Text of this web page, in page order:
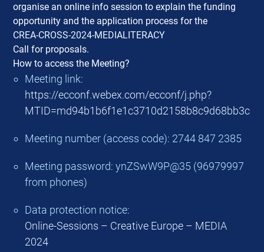
organise an online info session to explain the funding
opportunity and the application process for the
CREA-CROSS-2024-MEDIALITERACY
Call for proposals.
How to access the Meeting?
Meeting link:
https://ecconf.webex.com/ecconf/j.php?
MTID=md94b1b6f1e1c3710d2158b8c9d68bb3c
Meeting number (access code): 2744 847 2385
Meeting password: ynZSwW9P@35 (96979997
from phones)
Data protection notice:
Online-Sessions – Creative Europe – MEDIA
2024